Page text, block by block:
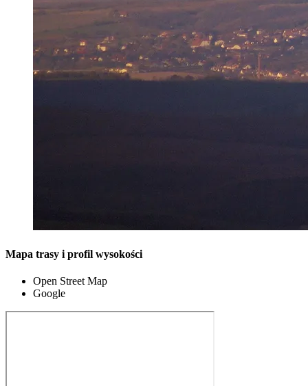
Mapa trasy i profil wysokości
Open Street Map
Google